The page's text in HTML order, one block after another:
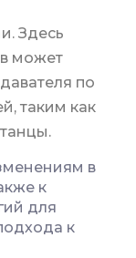
Здесь
может
по
таким как
в
к
для
к